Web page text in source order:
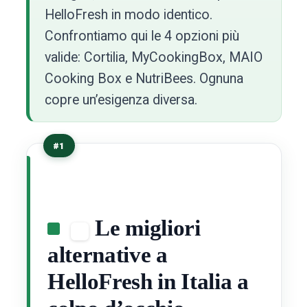
HelloFresh in modo identico.
Confrontiamo qui le 4 opzioni più
valide: Cortilia, MyCookingBox, MAIO
Cooking Box e NutriBees. Ognuna
copre un’esigenza diversa.
#1
Le migliori
alternative a
HelloFresh in Italia a